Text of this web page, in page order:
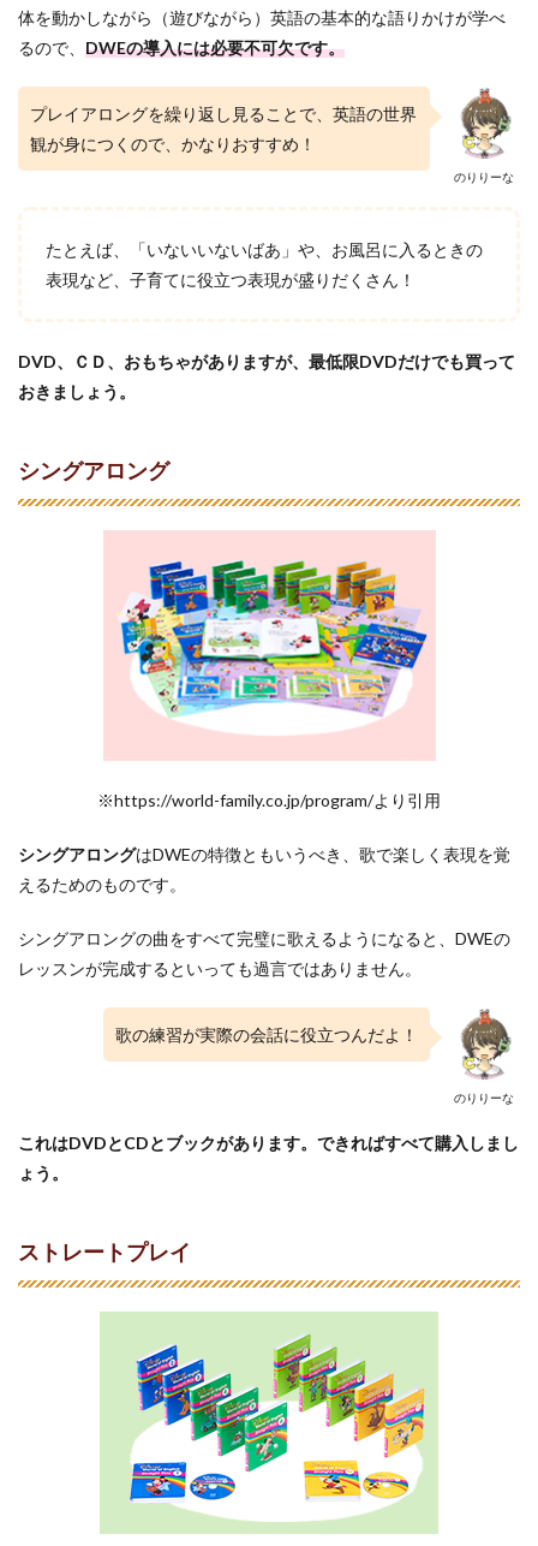
体を動かしながら（遊びながら）英語の基本的な語りかけが学べ
るので、 DWEの導入には必要不可欠です。
のりりーな
プレイアロングを繰り返し見ることで、英語の世界
観が身につくので、かなりおすすめ！
たとえば、「いないいないばあ」や、お風呂に入るときの
表現など、子育てに役立つ表現が盛りだくさん！
DVD、ＣＤ、おもちゃがありますが、 最低限DVDだけでも買って
おきましょう。
シングアロング
※https://world-family.co.jp/program/より引用
シングアロングはDWEの特徴ともいうべき、歌で楽しく表現を覚
えるためのものです。
シングアロングの曲をすべて完璧に歌えるようになると、DWEの
レッスンが完成するといっても過言ではありません。
のりりーな
歌の練習が実際の会話に役立つんだよ！
これはDVDとCDとブックがあります。できればすべて購入しまし
ょう。
ストレートプレイ